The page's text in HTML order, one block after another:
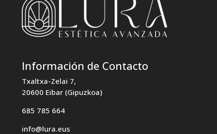
Información de Contacto
Txaltxa-Zelai 7,
20600 Eibar (Gipuzkoa)
685 785 664
info@lura.eus